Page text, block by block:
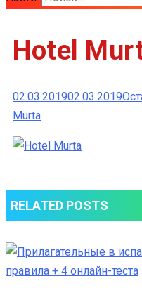
Hotel
02.03.201902.03.2019
Murta
RELATED POSTS